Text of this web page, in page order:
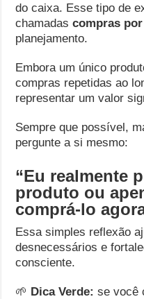
do caixa. Esse tipo de
chamadascompras
planejamento.
Embora um único
compras repetidas ao
representar um valor
Sempre que possível,
pergunte a si mesmo:
“Eu realmente
produto ou
comprá-lo
Essa simples reflexão
desnecessários e
consciente.
🌱 Dica Verde: se você